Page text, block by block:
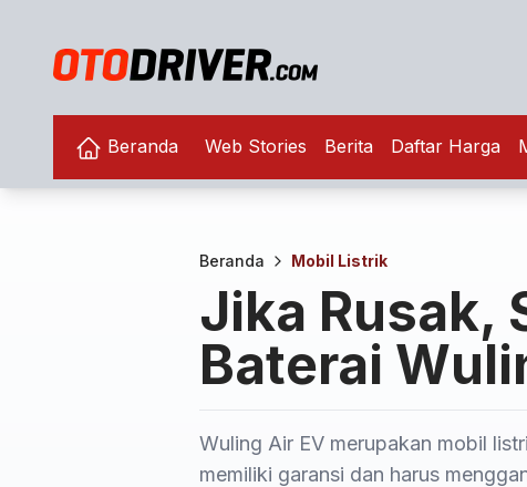
Beranda Web Stories Berita Daftar Harga
Beranda Mobil Listrik
Jika Rusak,
Baterai
Wuling Air EV merupakan mobil
memiliki garansi dan harus